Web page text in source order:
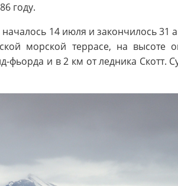
году.
14 июля и закончилось 31
морской террасе, на высоте
и в 2 км от ледника Скотт.